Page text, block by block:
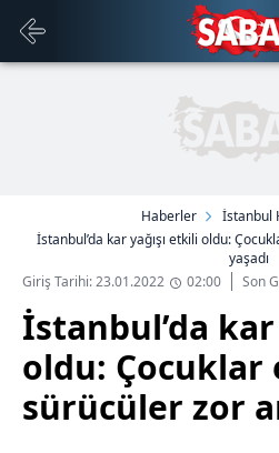
Haberler
İstanbul
İstanbul’da kar yağışı etkili oldu:
yaşadı
Giriş Tarihi: 23.01.2022
02:00 Son
İstanbul’da
oldu: Çocuklar
sürücüler zor